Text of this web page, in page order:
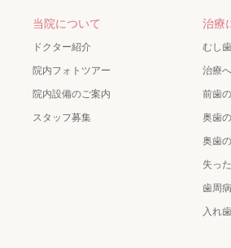
当院について
ドクター紹介
院内フォトツアー
院内設備のご案内
スタッフ募集
治療
むし
治療
前歯
奥歯
奥歯
失っ
歯周
入れ歯